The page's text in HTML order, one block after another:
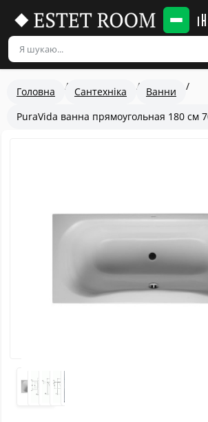
Головна Сантехніка
Ванни
PuraVida ванна прямоугольная 180 см